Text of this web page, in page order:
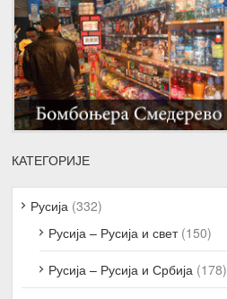
КАТЕГОРИЈЕ
Русија (332)
Русија – Русија и свет(150)
Русија – Русија и Србија (178)